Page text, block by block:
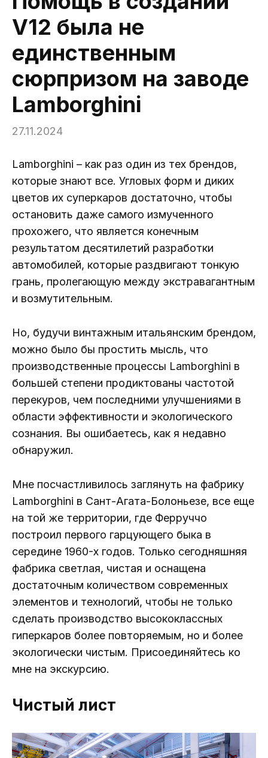
V12 была не
единственным
сюрпризом на заводе
Lamborghini
27.11.2024
Lamborghini – как раз один из тех брендов,
которые знают все. Угловых форм и диких
цветов их суперкаров достаточно, чтобы
остановить даже самого измученного
прохожего, что является конечным
результатом десятилетий разработки
автомобилей, которые раздвигают тонкую
грань, пролегающую между экстравагантным
и возмутительным.
Но, будучи винтажным итальянским брендом,
можно было бы простить мысль, что
производственные процессы Lamborghini в
большей степени продиктованы частотой
перекуров, чем последними улучшениями в
области эффективности и экологического
сознания. Вы ошибаетесь, как я недавно
обнаружил.
Мне посчастливилось заглянуть на фабрику
Lamborghini в Сант-Агата-Болоньезе, все еще
на той же территории, где Ферруччо
построил первого гарцующего быка в
середине 1960-х годов. Только сегодняшняя
фабрика светлая, чистая и оснащена
достаточным количеством современных
элементов и технологий, чтобы не только
сделать производство высококлассных
гиперкаров более повторяемым, но и более
экологически чистым. Присоединяйтесь ко
мне на экскурсию.
Чистый лист